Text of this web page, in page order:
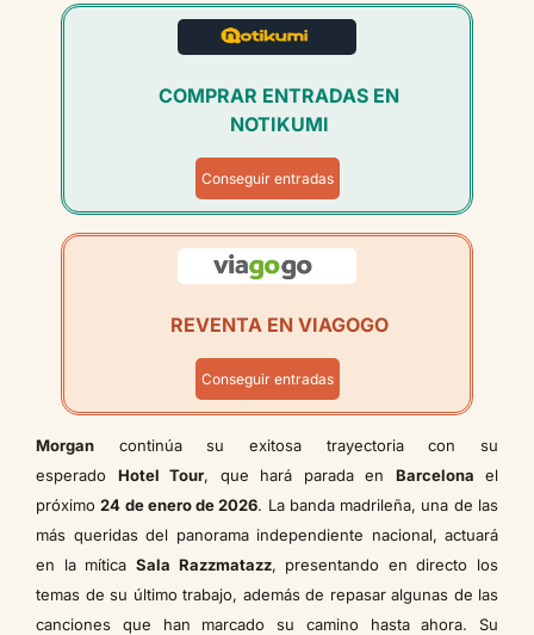
COMPRAR ENTRADAS EN
NOTIKUMI
Conseguir entradas
REVENTA EN VIAGOGO
Conseguir entradas
Morgan continúa su exitosa trayectoria con su
esperado Hotel Tour, que hará parada en Barcelona el
próximo24 de enero de 2026. La banda madrileña, una de las
más queridas del panorama independiente nacional, actuará
en la mítica Sala Razzmatazz, presentando en directo los
temas de su último trabajo, además de repasar algunas de las
canciones que han marcado su camino hasta ahora. Su